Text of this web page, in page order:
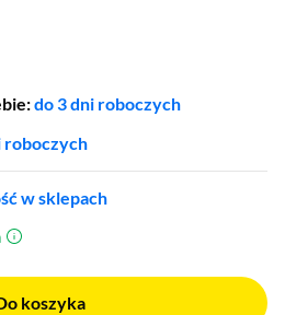
do 3 dni roboczych
roboczych
w sklepach
(otworzy się w nowym oknie)
koszyka